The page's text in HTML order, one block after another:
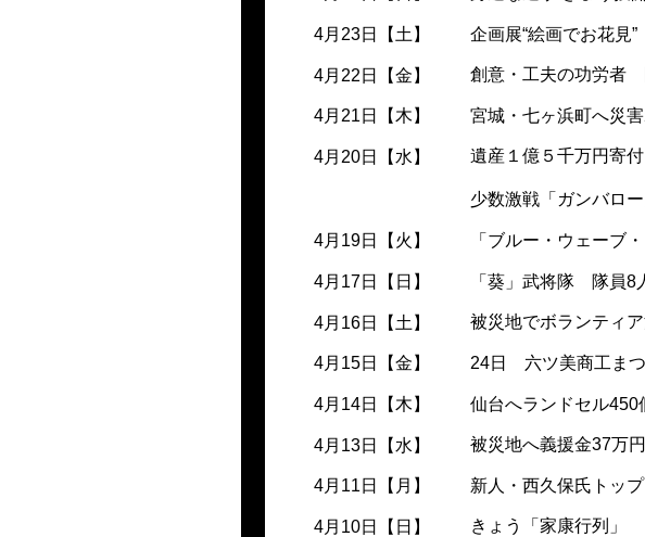
4月23日【土】 企画展“絵画でお花見
4月22日【金】 創意・工夫の功労者
4月21日【木】 宮城・七ヶ浜町へ災
4月20日【水】 遺産１億５千万円寄付
少数激戦「ガンバロ
4月19日【火】 「ブルー・ウェーブ
4月17日【日】 「葵」武将隊 隊員8
4月16日【土】 被災地でボランティ
4月15日【金】 24日 六ツ美商工まつ
4月14日【木】 仙台へランドセル450
4月13日【水】 被災地へ義援金37万
4月11日【月】 新人・西久保氏トッ
4月10日【日】 きょう「家康行列」